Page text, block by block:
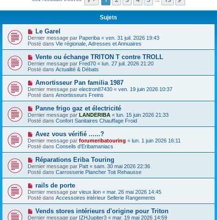
c
Sujets
N
o
u
v
e
u
m
e
s
s
a
g
e
Le Garel
Dernier message par Paperiba « ven. 31 juil. 2026 19:43
Posté dans Vie régionale, Adresses et Annuaires
N
o
u
v
a
u
m
e
s
a
g
Vente ou échange TRITON T contre TROLL
Dernier message par Fred70 « lun. 27 juil. 2026 21:20
Posté dans Actualité & Débats
N
o
u
v
e
a
u
m
e
s
s
a
g
e
Amortisseur Pan familia 1987
Dernier message par electron87430 « ven. 19 juin 2026 10:37
Posté dans Amortisseurs Freins
N
o
u
v
a
u
m
e
s
a
g
Panne frigo gaz et électricité
Dernier message par LANDERIBA « lun. 15 juin 2026 21:33
Posté dans Confort Sanitaires Chauffage Froid
N
o
u
v
e
a
u
m
e
s
s
a
g
e
Avez vous vérifié ......?
Dernier message par forumeribatouring « lun. 1 juin 2026 16:11
Posté dans Conseils d'Eribamaniacs
N
o
u
v
a
u
m
e
s
s
Réparations Eriba Touring
Dernier message par Patt « sam. 30 mai 2026 22:36
Posté dans Carrosserie Plancher Toit Rehausse
N
o
u
v
e
u
rails de porte
Dernier message par vieux.lion « mar. 26 mai 2026 14:45
Posté dans Accessoires intérieur Sellerie Rangements
N
o
Vends stores intérieurs d'origine pour Triton
Dernier message par IZHJupiter3 « mar. 19 mai 2026 14:59